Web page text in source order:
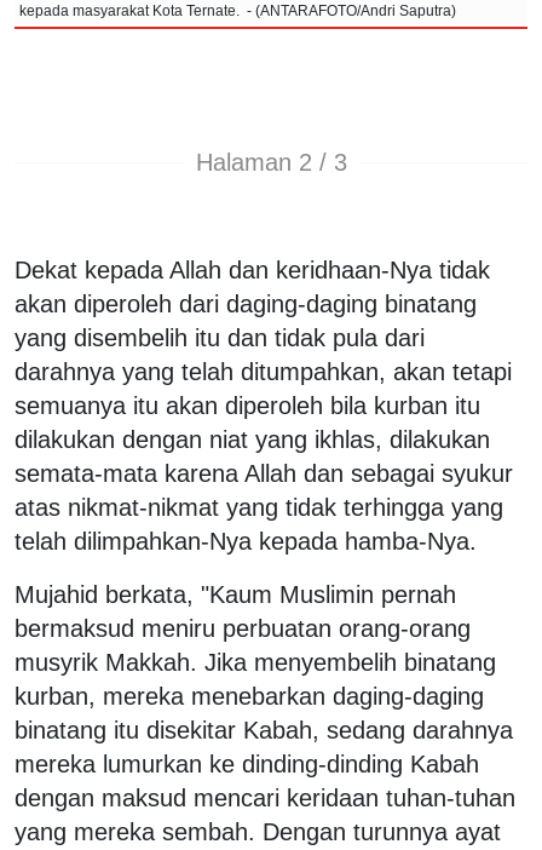
kepada masyarakat Kota Ternate. - (ANTARAFOTO/Andri Saputra)
Halaman 2 / 3
Dekat kepada Allah dan keridhaan-Nya tidak
akan diperoleh dari daging-daging binatang
yang disembelih itu dan tidak pula dari
darahnya yang telah ditumpahkan, akan tetapi
semuanya itu akan diperoleh bila kurban itu
dilakukan dengan niat yang ikhlas, dilakukan
semata-mata karena Allah dan sebagai syukur
atas nikmat-nikmat yang tidak terhingga yang
telah dilimpahkan-Nya kepada hamba-Nya.
Mujahid berkata, "Kaum Muslimin pernah
bermaksud meniru perbuatan orang-orang
musyrik Makkah. Jika menyembelih binatang
kurban, mereka menebarkan daging-daging
binatang itu disekitar Kabah, sedang darahnya
mereka lumurkan ke dinding-dinding Kabah
dengan maksud mencari keridaan tuhan-tuhan
yang mereka sembah. Dengan turunnya ayat